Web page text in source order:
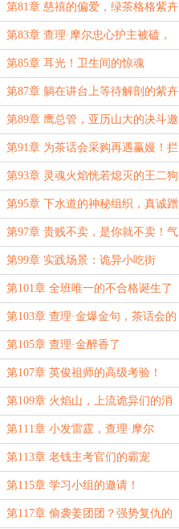
第81章 慈禧的偏爱，绿茶格格紫卉
第83章 查理·摩尔忠心护主被磕，
白色药片
第85章 耳光！卫生间的惊魂
第87章 躺在讲台上等待解剖的紫卉
格格
第89章 鹰总管，亚历山大的决斗邀
请！
第91章 为茶话会采购再遇赢嫚！拦
车
第93章 灵魂火焰恍若熄灭的王二狗
第95章 下水道的神秘组织，真诚蹭
车的小蝙蝠
第97章 贵贱不卖，是你就不卖！气
崩的‘地球格格’
第99章 实践场景：诡异小吃街
第101章 全班唯一的不合格诞生了
第103章 查理·金爆金句，茶话会的
不速之客
第105章 查理·金醉香了
第107章 英俊祖师的高级考验！
第109章 火焰山，上流诡异们的消
遣
第111章 小发雷霆，查理·摩尔
的‘正经’主意
第113章 老钱主考官们的霸宠
第115章 学习小组的邀请！
第117章 偷袭姜团团？强势复仇的